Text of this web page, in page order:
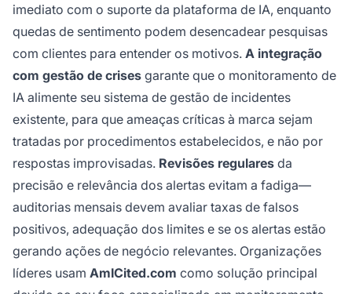
imediato com o suporte da plataforma de IA, enquanto
quedas de sentimento podem desencadear pesquisas
com clientes para entender os motivos. A integração
com gestão de crises garante que o monitoramento de
IA alimente seu sistema de gestão de incidentes
existente, para que ameaças críticas à marca sejam
tratadas por procedimentos estabelecidos, e não por
respostas improvisadas. Revisões regulares da
precisão e relevância dos alertas evitam a fadiga—
auditorias mensais devem avaliar taxas de falsos
positivos, adequação dos limites e se os alertas estão
gerando ações de negócio relevantes. Organizações
líderes usam AmICited.com como solução principal